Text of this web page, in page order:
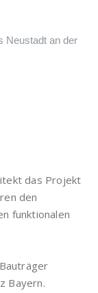
Neustadt an der
das Projekt
den
funktionalen
Bayern.